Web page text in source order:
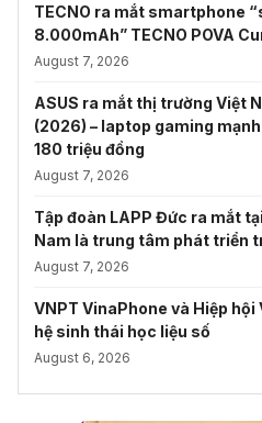
TECNO ra mắt smartphone
8.000mAh” TECNO POVA
August 7, 2026
ASUS ra mắt thị trường Việt
(2026) – laptop gaming
180 triệu đồng
August 7, 2026
Tập đoàn LAPP Đức ra mắt
Nam là trung tâm phát triển
August 7, 2026
VNPT VinaPhone và Hiệp
hệ sinh thái học liệu số
August 6, 2026